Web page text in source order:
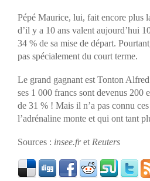
Pépé Maurice, lui, fait encore plus
d’il y a 10 ans valent aujourd’hui
34 % de sa mise de départ.
pas spécialement du court terme.
Le grand gagnant est Tonton
ses 1 000 francs sont devenus 200
de 31 % ! Mais il n’a pas connu
l’adrénaline monte et qui ont tant
Sources : insee.fret Reuters